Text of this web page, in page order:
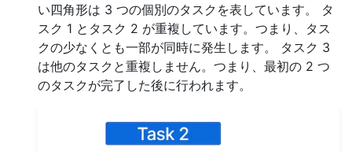
い四角形は 3 つの個別のタスクを表しています。 タ
スク 1 とタスク 2 が重複しています。つまり、タス
クの少なくとも一部が同時に発生します。 タスク 3
は他のタスクと重複しません。つまり、最初の 2 つ
のタスクが完了した後に行われます。